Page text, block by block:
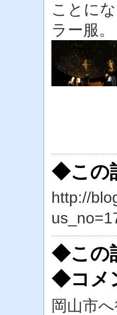
ことに
ラー服。
◆この
http://
◆この
◆コメ
岡山市